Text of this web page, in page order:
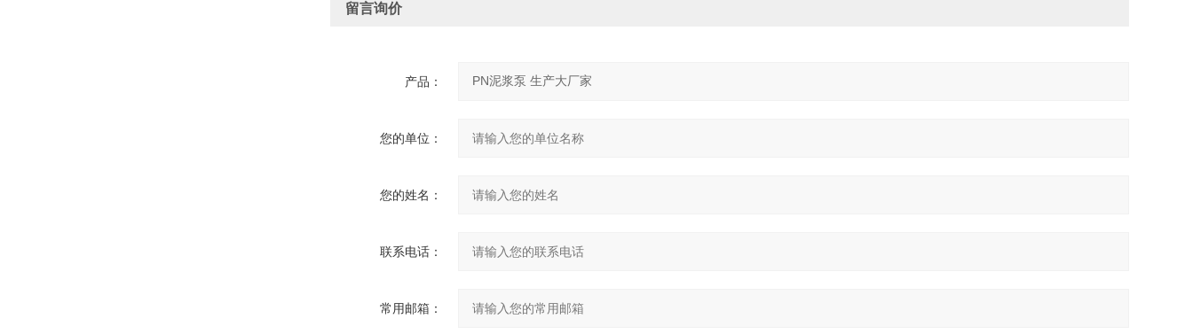
留言询价
产品：
您的单位：
您的姓名：
联系电话：
常用邮箱：